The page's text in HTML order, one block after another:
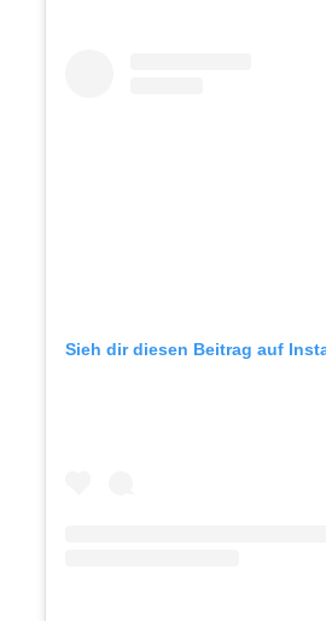
Sieh dir diesen Beitrag auf